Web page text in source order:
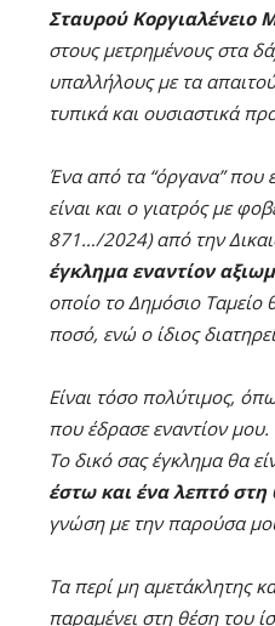
Σταυρού Κοργιαλένειο
στους μετρημένους στα
υπαλλήλους με τα
τυπικά και ουσιαστικά
Ένα από τα “όργανα” που
είναι και ο γιατρός με
871…/2024) από την
έγκλημα εναντίον
οποίο το Δημόσιο Ταμείο
ποσό, ενώ ο ίδιος
Είναι τόσο πολύτιμος,
που έδρασε εναντίον μου.
Το δικό σας έγκλημα θα
έστω και ένα λεπτό στη
γνώση με την παρούσα
Tα περί μη αμετάκλητης
παραμένει στη θέση του